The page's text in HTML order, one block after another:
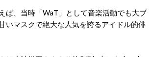
ば、当時「WaT」として音楽活動でも大ブ
いマスクで絶大な人気を誇るアイドル的俳